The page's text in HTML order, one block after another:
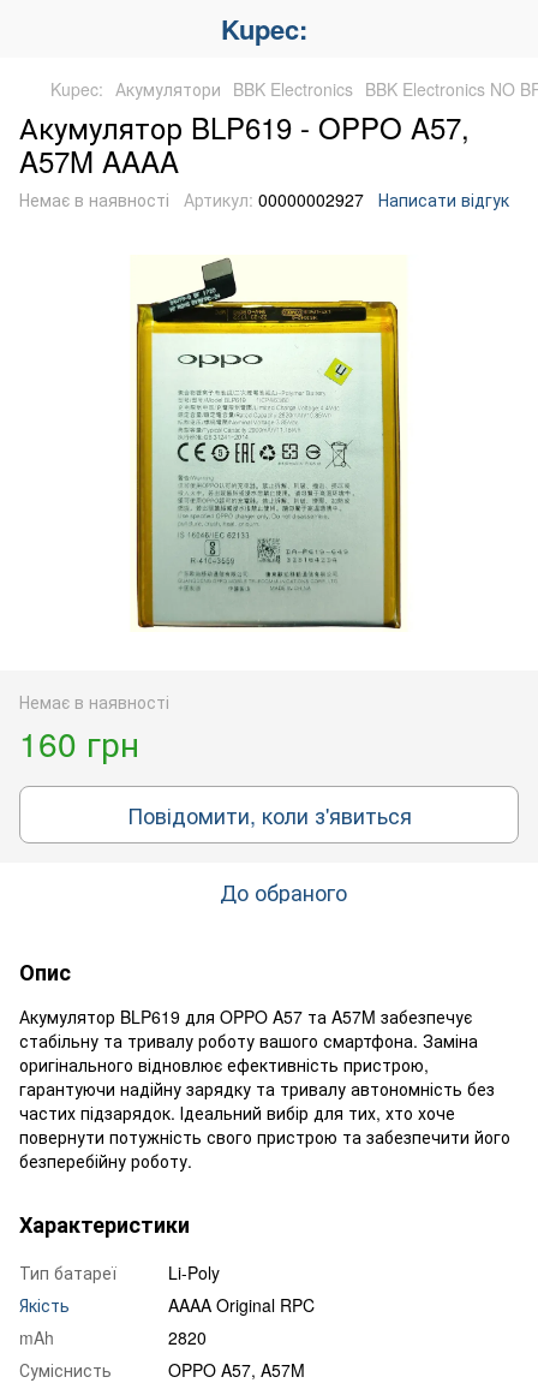
Kupec:
Kupec: Акумулятори BBK Electronics BBK Electronics NO
Акумулятор BLP619 - OPPO A57,
A57M AAAA
Немає в наявності Артикул: 00000002927 Написати відгук
Немає в наявності
160 грн
Повідомити, коли з'явиться
До обраного
Опис
Акумулятор BLP619 для OPPO A57 та A57M забезпечує
стабільну та тривалу роботу вашого смартфона. Заміна
оригінального відновлює ефективність пристрою,
гарантуючи надійну зарядку та тривалу автономність без
частих підзарядок. Ідеальний вибір для тих, хто хоче
повернути потужність свого пристрою та забезпечити його
безперебійну роботу.
Характеристики
Тип батареї
Li-Poly
Якість
AAAA Original RPC
mAh
2820
Суміснисть
OPPO A57, A57M